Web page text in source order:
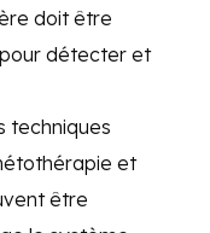
doit être
détecter et
techniques
et
être